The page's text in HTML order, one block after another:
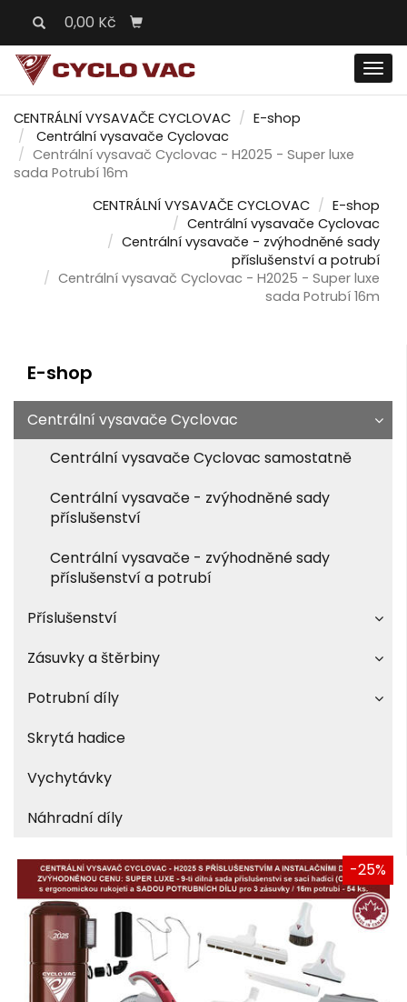
0,00 Kč
CENTRÁLNÍ VYSAVAČE CYCLOVAC
E-shop
Centrální vysavače Cyclovac
Centrální vysavač Cyclovac - H2025 - Super luxe
sada Potrubí 16m
CENTRÁLNÍ VYSAVAČE CYCLOVAC
E-shop
Centrální vysavače Cyclovac
Centrální vysavače - zvýhodněné sady
příslušenství a potrubí
Centrální vysavač Cyclovac - H2025 - Super luxe
sada Potrubí 16m
E-shop
Centrální vysavače Cyclovac
Centrální vysavače Cyclovac samostatně
Centrální vysavače - zvýhodněné sady
příslušenství
Centrální vysavače - zvýhodněné sady
příslušenství a potrubí
Příslušenství
Zásuvky a štěrbiny
Potrubní díly
Skrytá hadice
Vychytávky
Náhradní díly
-25%